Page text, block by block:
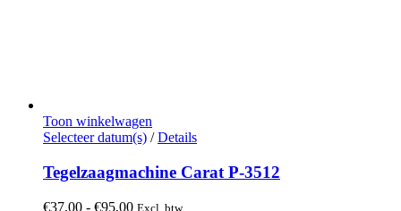
Toon winkelwagen
Selecteer datum(s) Dit
heeft
meerdere
variaties.
/ Details
Tegelzaagmachine Carat P-3512
€37,00 - €95,00Prijsklasse:
Excl. btw